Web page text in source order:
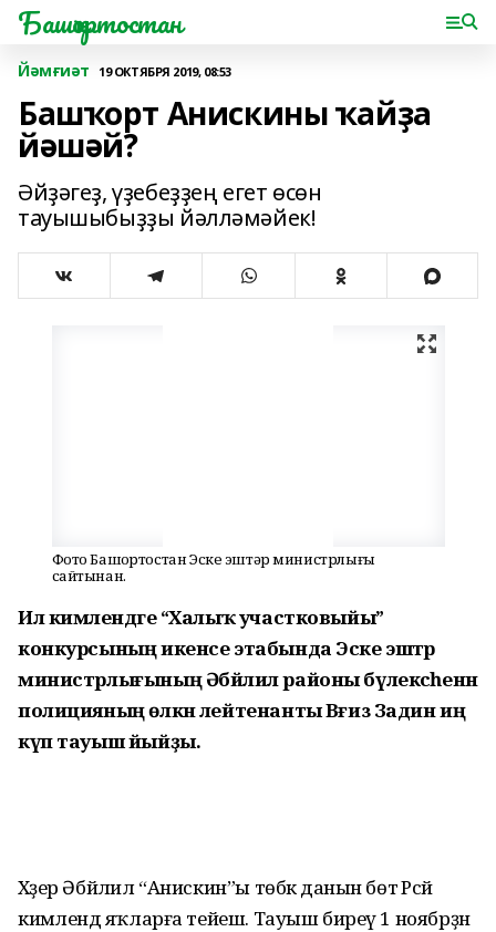
Башҡортостан
Йәмғиәт 19 ОКТЯБРЯ 2019, 08:53
Башҡорт Анискины ҡайҙа
йәшәй?
Әйҙәгеҙ, үҙебеҙҙең егет өсөн
тауышыбыҙҙы йәлләмәйек!
Фото Башҡортостан Эске эштәр министрлығы
сайтынан.
Ил кимәлендәге “Халыҡ участковыйы”
конкурсының икенсе этабында Эске эштәр
министрлығының Әбйәлил районы бүлексәһенән
полицияның өлкән лейтенанты Вәғиз Задин иң
күп тауыш йыйҙы.
Хәҙер Әбйәлил “Анискин”ы төбәк данын бөтә Рәсәй
кимәлендә яҡларға тейеш. Тауыш биреү 1 ноябрҙән